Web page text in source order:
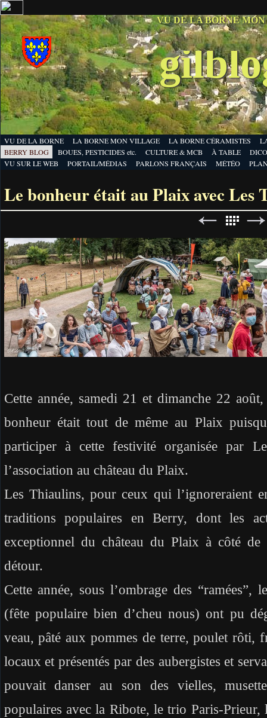
VU DE LA BORNE
VU DE LA BORNE LA BORNE MON VILLAGE LA BORNE CÉRAMISTES
BERRY BLOG
BOUES, PESTICIDES etc. CULTURE & MCB À TABLE
VU SUR LE WEB
PORTAIL/MÉDIAS PARLONS FRANÇAIS MÉTÉO
Le bonheur était au Plaix avec Les
Cette année, samedi 21 et dimanche 22
bonheur était tout de même au Plaix
participer à cette festivité organisée par
l’association au château du Plaix.
Les Thiaulins, pour ceux qui l’ignoreraient
traditions populaires en Berry, dont les
exceptionnel du château du Plaix à côté
détour.
Cette année, sous l’ombrage des “ramées”,
(fête populaire bien d’cheu nous) ont pu
veau, pâté aux pommes de terre, poulet rôti,
locaux et présentés par des aubergistes et
pouvait danser au son des vielles,
populaires avec la Ribote, le trio Paris-